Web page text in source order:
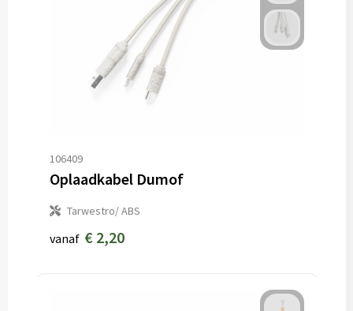
106409
Oplaadkabel Dumof
Tarwestro/ ABS
vanaf € 2,20